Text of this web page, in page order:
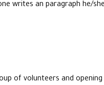
writes an paragraph he/
of volunteers and